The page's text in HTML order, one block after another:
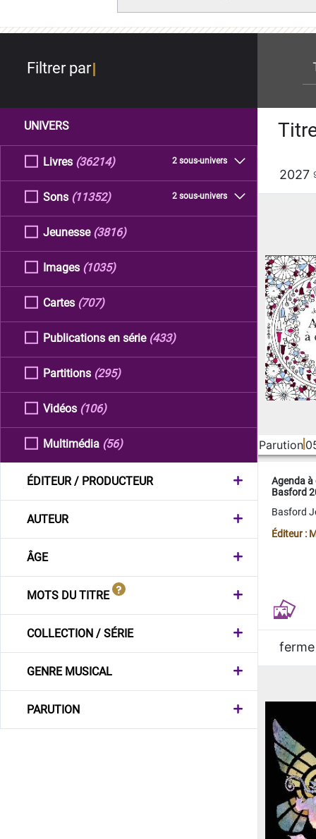
Filtrer par
UNIVERS
Livres 2 sous-univers
(36214)
Sons 2 sous-univers
(11352)
Jeunesse (3816)
Images (1035)
Cartes (707)
Publications en série (433)
Partitions (295)
Vidéos (106)
Multimédia (56)
ÉDITEUR / PRODUCTEUR
AUTEUR
ÂGE
MOTS DU TITRE
COLLECTION / SÉRIE
GENRE MUSICAL
PARUTION
2027
Parution
Agenda
Basford
Basford
Éditeur :
ferme